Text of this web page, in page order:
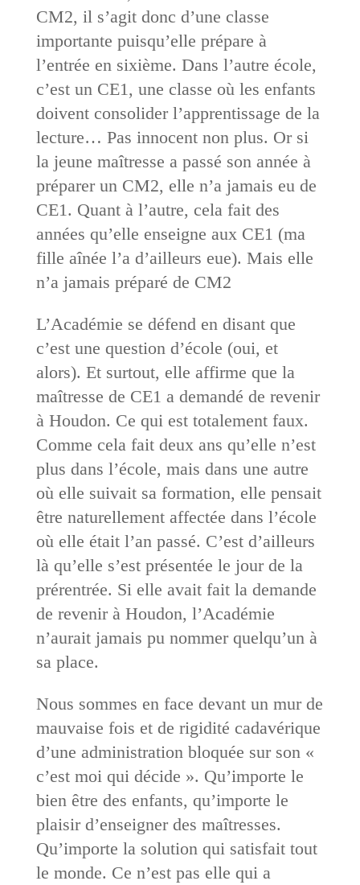
CM2, il s’agit donc d’une classe
importante puisqu’elle prépare à
l’entrée en sixième. Dans l’autre école,
c’est un CE1, une classe où les enfants
doivent consolider l’apprentissage de la
lecture… Pas innocent non plus. Or si
la jeune maîtresse a passé son année à
préparer un CM2, elle n’a jamais eu de
CE1. Quant à l’autre, cela fait des
années qu’elle enseigne aux CE1 (ma
fille aînée l’a d’ailleurs eue). Mais elle
n’a jamais préparé de CM2
L’Académie se défend en disant que
c’est une question d’école (oui, et
alors). Et surtout, elle affirme que la
maîtresse de CE1 a demandé de revenir
à Houdon. Ce qui est totalement faux.
Comme cela fait deux ans qu’elle n’est
plus dans l’école, mais dans une autre
où elle suivait sa formation, elle pensait
être naturellement affectée dans l’école
où elle était l’an passé. C’est d’ailleurs
là qu’elle s’est présentée le jour de la
prérentrée. Si elle avait fait la demande
de revenir à Houdon, l’Académie
n’aurait jamais pu nommer quelqu’un à
sa place.
Nous sommes en face devant un mur de
mauvaise fois et de rigidité cadavérique
d’une administration bloquée sur son «
c’est moi qui décide ». Qu’importe le
bien être des enfants, qu’importe le
plaisir d’enseigner des maîtresses.
Qu’importe la solution qui satisfait tout
le monde. Ce n’est pas elle qui a